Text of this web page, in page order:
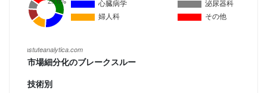
市場細分化のブレークスルー
技術別